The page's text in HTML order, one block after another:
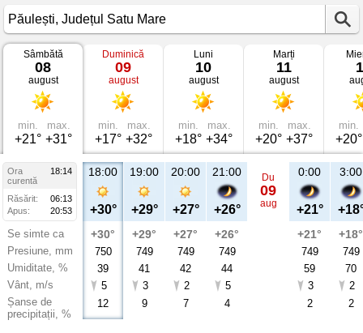
Vremea
Păulești
Județul
Satu
Sâmbătă
08
august
min.
+21°
max.
+31°
Duminică
09
august
min.
+17°
max.
+32°
Luni
10
august
min.
+18°
max.
+34°
Marți
11
august
min.
+20°
max.
+37°
min.
+20°
Ora
18:14
curentă
Răsărit:
06:13
Apus:
20:53
Se simte ca
Presiune, mm
Umiditate, %
Vânt, m/s
Șanse de
precipitații, %
18:00
+30°
+30°
750
39
5
12
19:00
+29°
+29°
749
41
3
9
20:00
+27°
+27°
749
42
2
7
21:00
+26°
+26°
749
44
5
4
Du
09
aug
0:00
+21°
+21°
749
59
3
2
3:00
+18°
749
70
2
2